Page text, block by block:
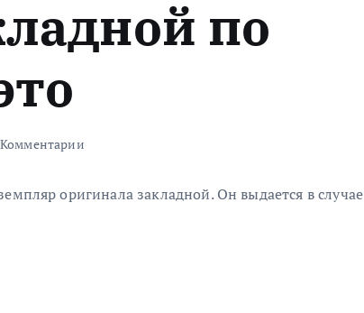
по
оригинала закладной. Он выдается в случае